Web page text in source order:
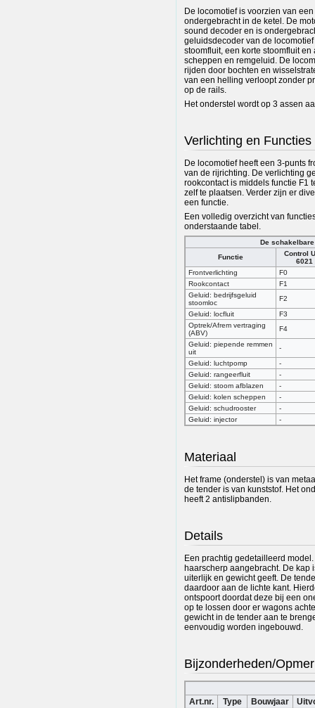
De locomotief is voorzien van
ondergebracht in de ketel. De
sound decoder en is
geluidsdecoder van de
stoomfluit, een korte stoomfluit
scheppen en remgeluid. De
rijden door bochten en
van een helling verloopt zonder
op de rails.
Het onderstel wordt op 3 assen
Verlichting en Functies
De locomotief heeft een 3-punts
van de rijrichting. De verlichting
rookcontact is middels functie F1
zelf te plaatsen. Verder zijn er
een functie.
Een volledig overzicht van
onderstaande tabel.
De
Functie
Control
6021
Frontverlichting
F0
Rookcontact
F1
Geluid: bedrijfsgeluid
stoomloc
F2
Geluid: locfluit
F3
Optrek/Afrem vertraging
(ABV)
F4
Geluid: piepende remmen
uit
-
Geluid: luchtpomp
-
Geluid: rangeerfluit
-
Geluid: stoom afblazen
-
Geluid: kolen scheppen
-
Geluid: schudrooster
-
Geluid: injector
-
Materiaal
Het frame (onderstel) is van
de tender is van kunststof. Het
heeft 2 antislipbanden.
Details
Een prachtig gedetailleerd
haarscherp aangebracht. De kap
uiterlijk en gewicht geeft. De
daardoor aan de lichte kant.
ontspoort doordat deze bij een
op te lossen door er wagons
gewicht in de tender aan te
eenvoudig worden ingebouwd.
Bijzonderheden/
Art.nr. Type Bouwjaar